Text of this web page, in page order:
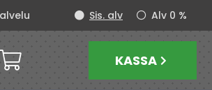
Alv 0 %
Sis. alv
KASSA